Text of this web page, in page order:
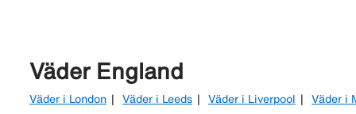
Väder England
Väder i London Väder i Leeds Väder i Liverpool Väder i